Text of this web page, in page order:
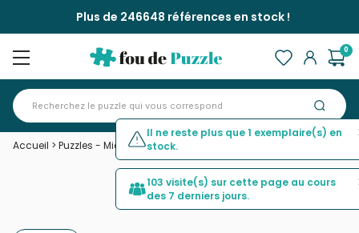
Plus de 246648 références en stock !
0
Accueil > Puzzles - Mickey et Minnie
Il ne reste plus que 1 exemplaire(s) en
stock.
103 visite(s) sur cette page au cours
des 7 derniers jours.